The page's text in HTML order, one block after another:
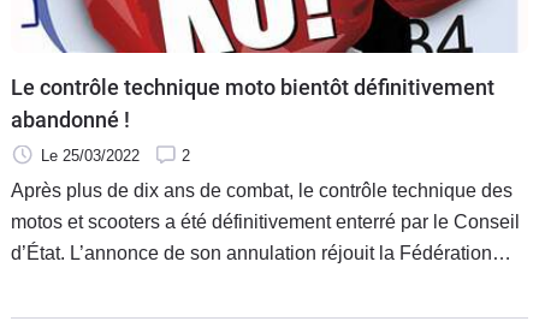
&
Marques
Services
Auto
Le contrôle technique moto bientôt définitivement
abandonné !
Le 25/03/2022 2
Après plus de dix ans de combat, le contrôle technique des
motos et scooters a été définitivement enterré par le Conseil
d’État. L’annonce de son annulation réjouit la Fédération
Française de Motocyclisme (FFM), qui pendant toutes ces